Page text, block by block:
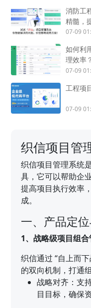
消防工
精髓，
07-09
如何利
理效率
07-09
工程项
07-09
织信项目管
织信项目管理系统
具，它可以帮助企
提高项目执行效率
成。
一、产品定
1、战略级项目组
织信通过 “自上而
的双向机制，打通
战略对齐：支
目目标，确保